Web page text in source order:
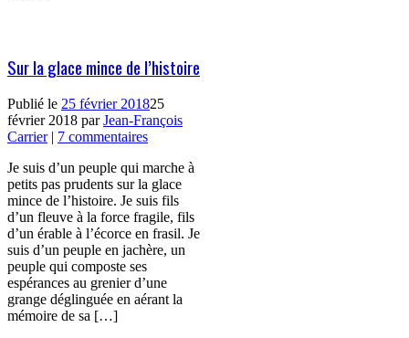
Sur la glace mince de l’histoire
Publié le 25 février 201825
février 2018 parJean-François
Carrier| 7 commentaires
Je suis d’un peuple qui marche à
petits pas prudents sur la glace
mince de l’histoire. Je suis fils
d’un fleuve à la force fragile, fils
d’un érable à l’écorce en frasil. Je
suis d’un peuple en jachère, un
peuple qui composte ses
espérances au grenier d’une
grange déglinguée en aérant la
mémoire de sa […]